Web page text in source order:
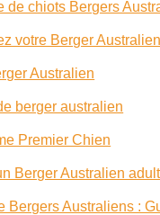
de chiots Bergers
votre Berger Australien
Australien
berger australien
Premier Chien
Berger Australien
Bergers Australiens :